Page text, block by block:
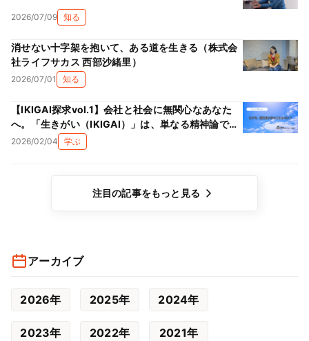
2026/07/09 知る
消せない十字架を抱いて、ある道を生きる（株式会
社ライフサカス 西部沙緒里）
2026/07/01 知る
【IKIGAI探求vol.1】会社と社会に無関心なあなた
へ。「生きがい（IKIGAI）」は、単なる精神論では
ない理由
2026/02/04 学ぶ
注目の記事をもっと見る
アーカイブ
2026年 2025年 2024年
2023年 2022年 2021年